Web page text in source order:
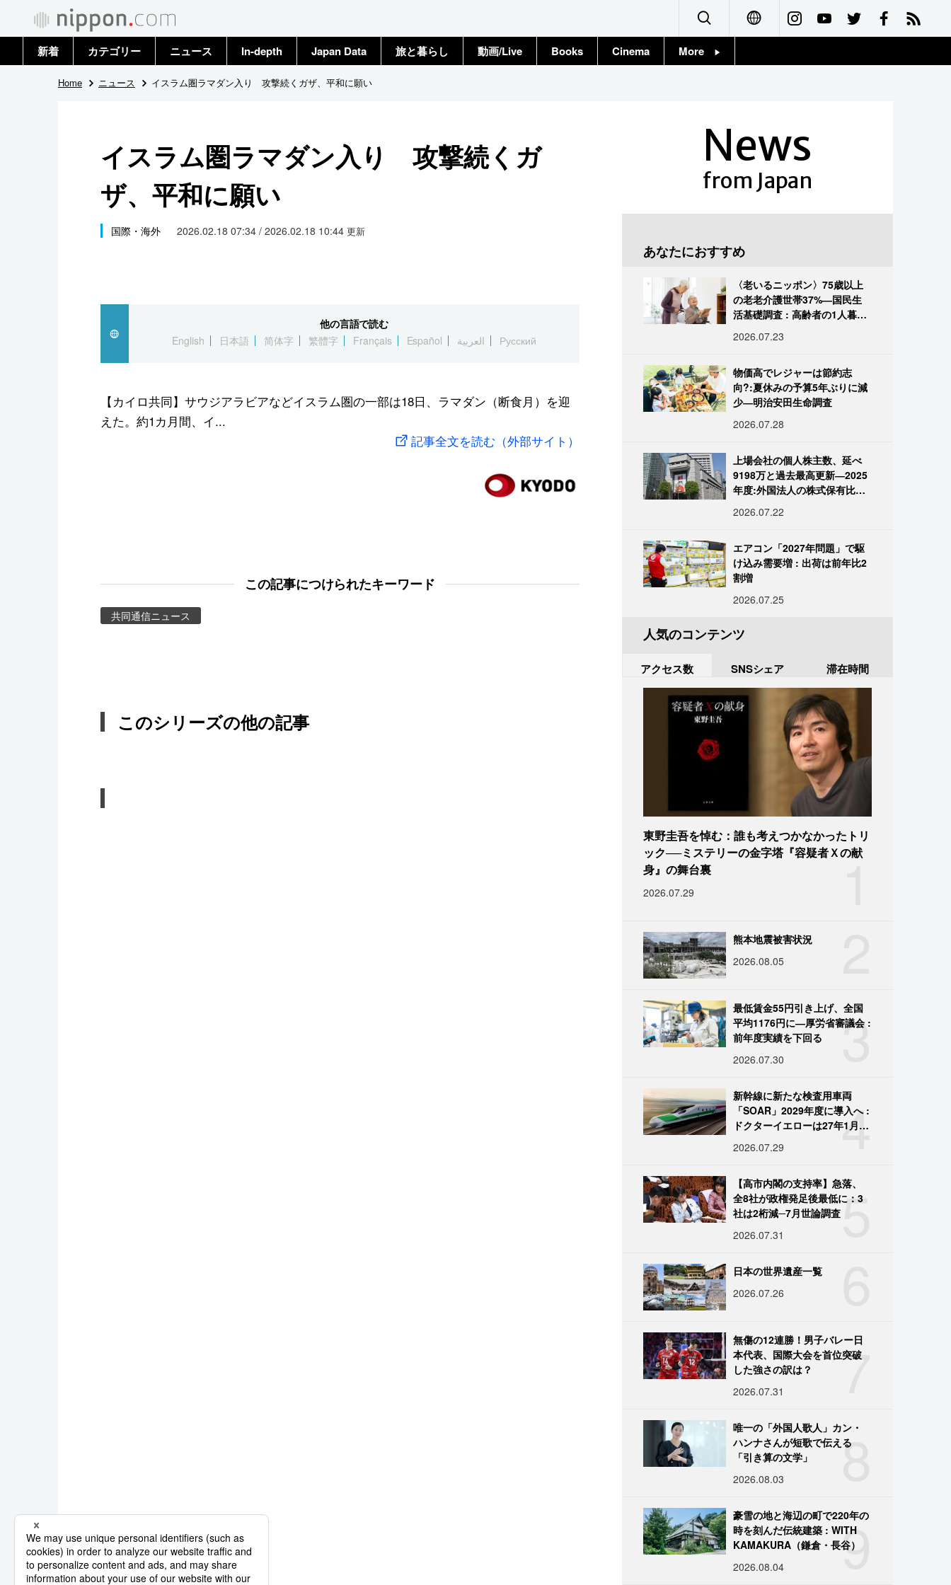
Français
新着 カテゴリー
政治・外交
国際
社会
文化
スポーツ・東京2020
ニュース
トップ
In-depth Japan Data 旅と暮らし 動画/Live Books Cinema More
Home ニュース イスラム圏ラマダン入り 攻撃続くガザ、平和に願い
イスラム圏ラマダン入り 攻撃続くガ
ザ、平和に願い
国際・海外 2026.02.18 07:34 / 2026.02.18 10:44 更新
他の言語で読む
English
日本語 简体字 繁體字 Français Español العربية Русский
【カイロ共同】サウジアラビアなどイスラム圏の一部は18日、ラマダン（断食月）を迎
えた。約1カ月間、イ...
記事全文を読む（外部サイト）
この記事につけられたキーワード
共同通信ニュース
このシリーズの他の記事
News
from Japan
あなたにおすすめ
〈老いるニッポン〉75歳以上
の老老介護世帯37%―国民生
活基礎調査 : 高齢者の1人暮ら
2026.07.23
物価高でレジャーは節約志
向?:夏休みの予算5年ぶりに減
少―明治安田生命調査
2026.07.28
上場会社の個人株主数、延べ
9198万と過去最高更新―2025
年度:外国法人の株式保有比率
2026.07.22
エアコン「2027年問題」で駆
け込み需要増 : 出荷は前年比2
割増
2026.07.25
人気のコンテンツ
アクセス数 SNSシェア 滞在時間
1
東野圭吾を悼む：誰も考えつかなかったトリ
ック──ミステリーの金字塔『容疑者Ｘの献
身』の舞台裏
2026.07.29
熊本地震被害状況
2026.08.05
3
最低賃金55円引き上げ、全国
平均1176円に―厚労省審議会 :
前年度実績を下回る
2026.07.30
4
新幹線に新たな検査用車両
「SOAR」2029年度に導入へ :
ドクターイエローは27年1月に
2026.07.29
5
【高市内閣の支持率】急落、
全8社が政権発足後最低に：3
社は2桁減─7月世論調査
2026.07.31
日本の世界遺産一覧
2026.07.26
7
無傷の12連勝！男子バレー日
本代表、国際大会を首位突破
した強さの訳は？
2026.07.31
8
唯一の「外国人歌人」カン・
ハンナさんが短歌で伝える
「引き算の文学」
2026.08.03
9
豪雪の地と海辺の町で220年の
時を刻んだ伝統建築 : WITH
KAMAKURA（鎌倉・長谷）
2026.08.04